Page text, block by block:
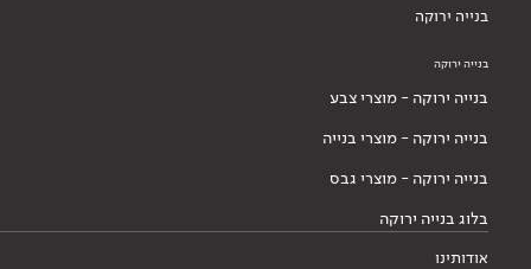
בנייה ירוקה
בנייה ירוקה
בנייה ירוקה - מוצרי צבע
בנייה ירוקה - מוצרי בנייה
בנייה ירוקה - מוצרי גבס
בלוג בנייה ירוקה
אודותינו